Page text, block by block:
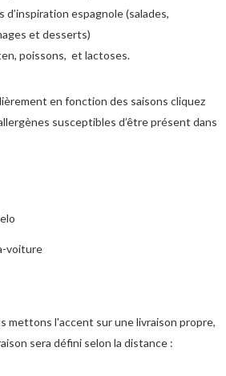
d’inspiration espagnole (salades,
et desserts)
poissons, et lactoses.
en fonction des saisons cliquez
susceptibles d’être présent dans
mettons l'accent sur une livraison propre,
sera défini selon la distance :